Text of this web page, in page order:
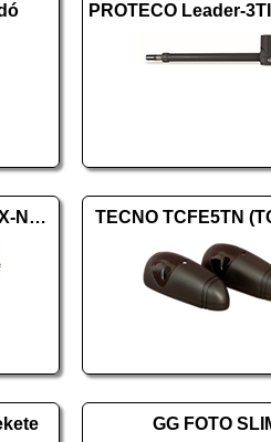
PROTECO Leader-3TI/SX-New balos TECNO TCFE5TN
GG FOTO